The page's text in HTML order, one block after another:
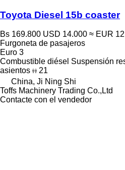
Toyota Diesel 15b coaster
Bs 169.800 USD 14.000 ≈ EUR
Furgoneta de pasajeros
Euro 3
Combustible diésel Suspensión
asientos
21
China, Ji Ning Shi
Toffs Machinery Trading Co.,Ltd
Contacte con el vendedor